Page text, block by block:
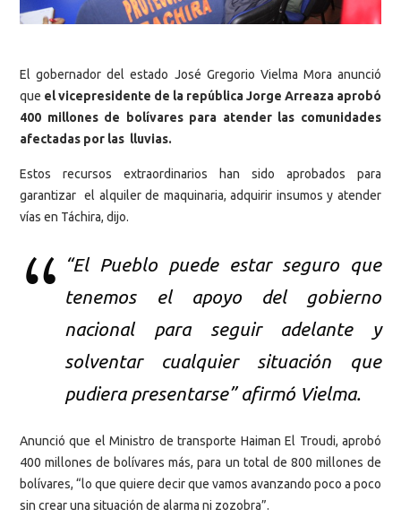
El gobernador del estado José Gregorio Vielma Mora anunció
que el vicepresidente de la república Jorge Arreaza aprobó
400 millones de bolívares para atender las comunidades
afectadas por las lluvias.
Estos recursos extraordinarios han sido aprobados para
garantizar el alquiler de maquinaria, adquirir insumos y atender
vías en Táchira, dijo.
“El Pueblo puede estar seguro que
tenemos el apoyo del gobierno
nacional para seguir adelante y
solventar cualquier situación que
pudiera presentarse” afirmó Vielma.
Anunció que el Ministro de transporte Haiman El Troudi, aprobó
400 millones de bolívares más, para un total de 800 millones de
bolívares, “lo que quiere decir que vamos avanzando poco a poco
sin crear una situación de alarma ni zozobra”.